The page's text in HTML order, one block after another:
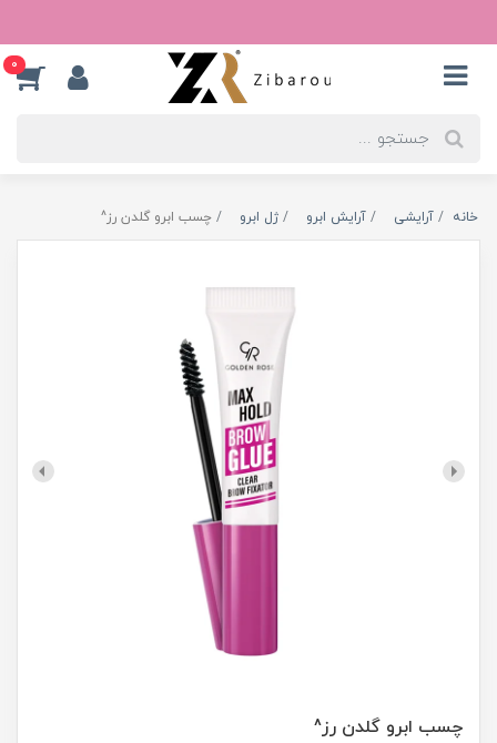
0
خانه آرایشی آرایش ابرو ژل ابرو چسب ابرو گلدن رز^
چسب ابرو گلدن رز^